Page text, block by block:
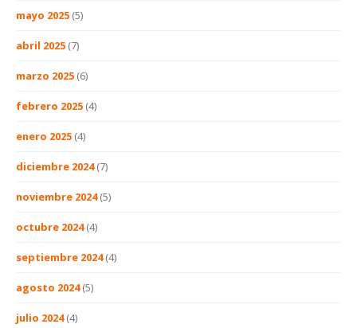
mayo 2025 (5)
abril 2025 (7)
marzo 2025 (6)
febrero 2025 (4)
enero 2025 (4)
diciembre 2024(7)
noviembre 2024(5)
octubre 2024(4)
septiembre 2024(4)
agosto 2024(5)
julio 2024(4)